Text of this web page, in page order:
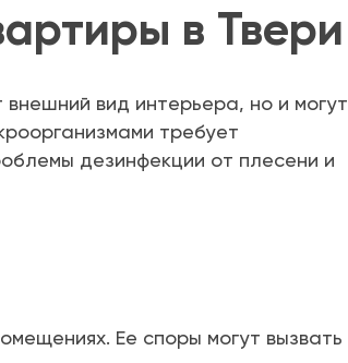
в Твери
вид интерьера, но и могут
требует
дезинфекции от плесени и
Ее споры могут вызвать